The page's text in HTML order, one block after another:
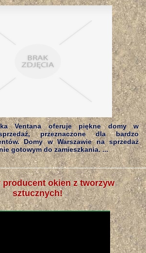
Ventana oferuje piękne domy w
przeznaczone dla bardzo
Domy w Warszawie na sprzedaż
gotowym do zamieszkania. ...
producent okien z tworzyw
sztucznych!